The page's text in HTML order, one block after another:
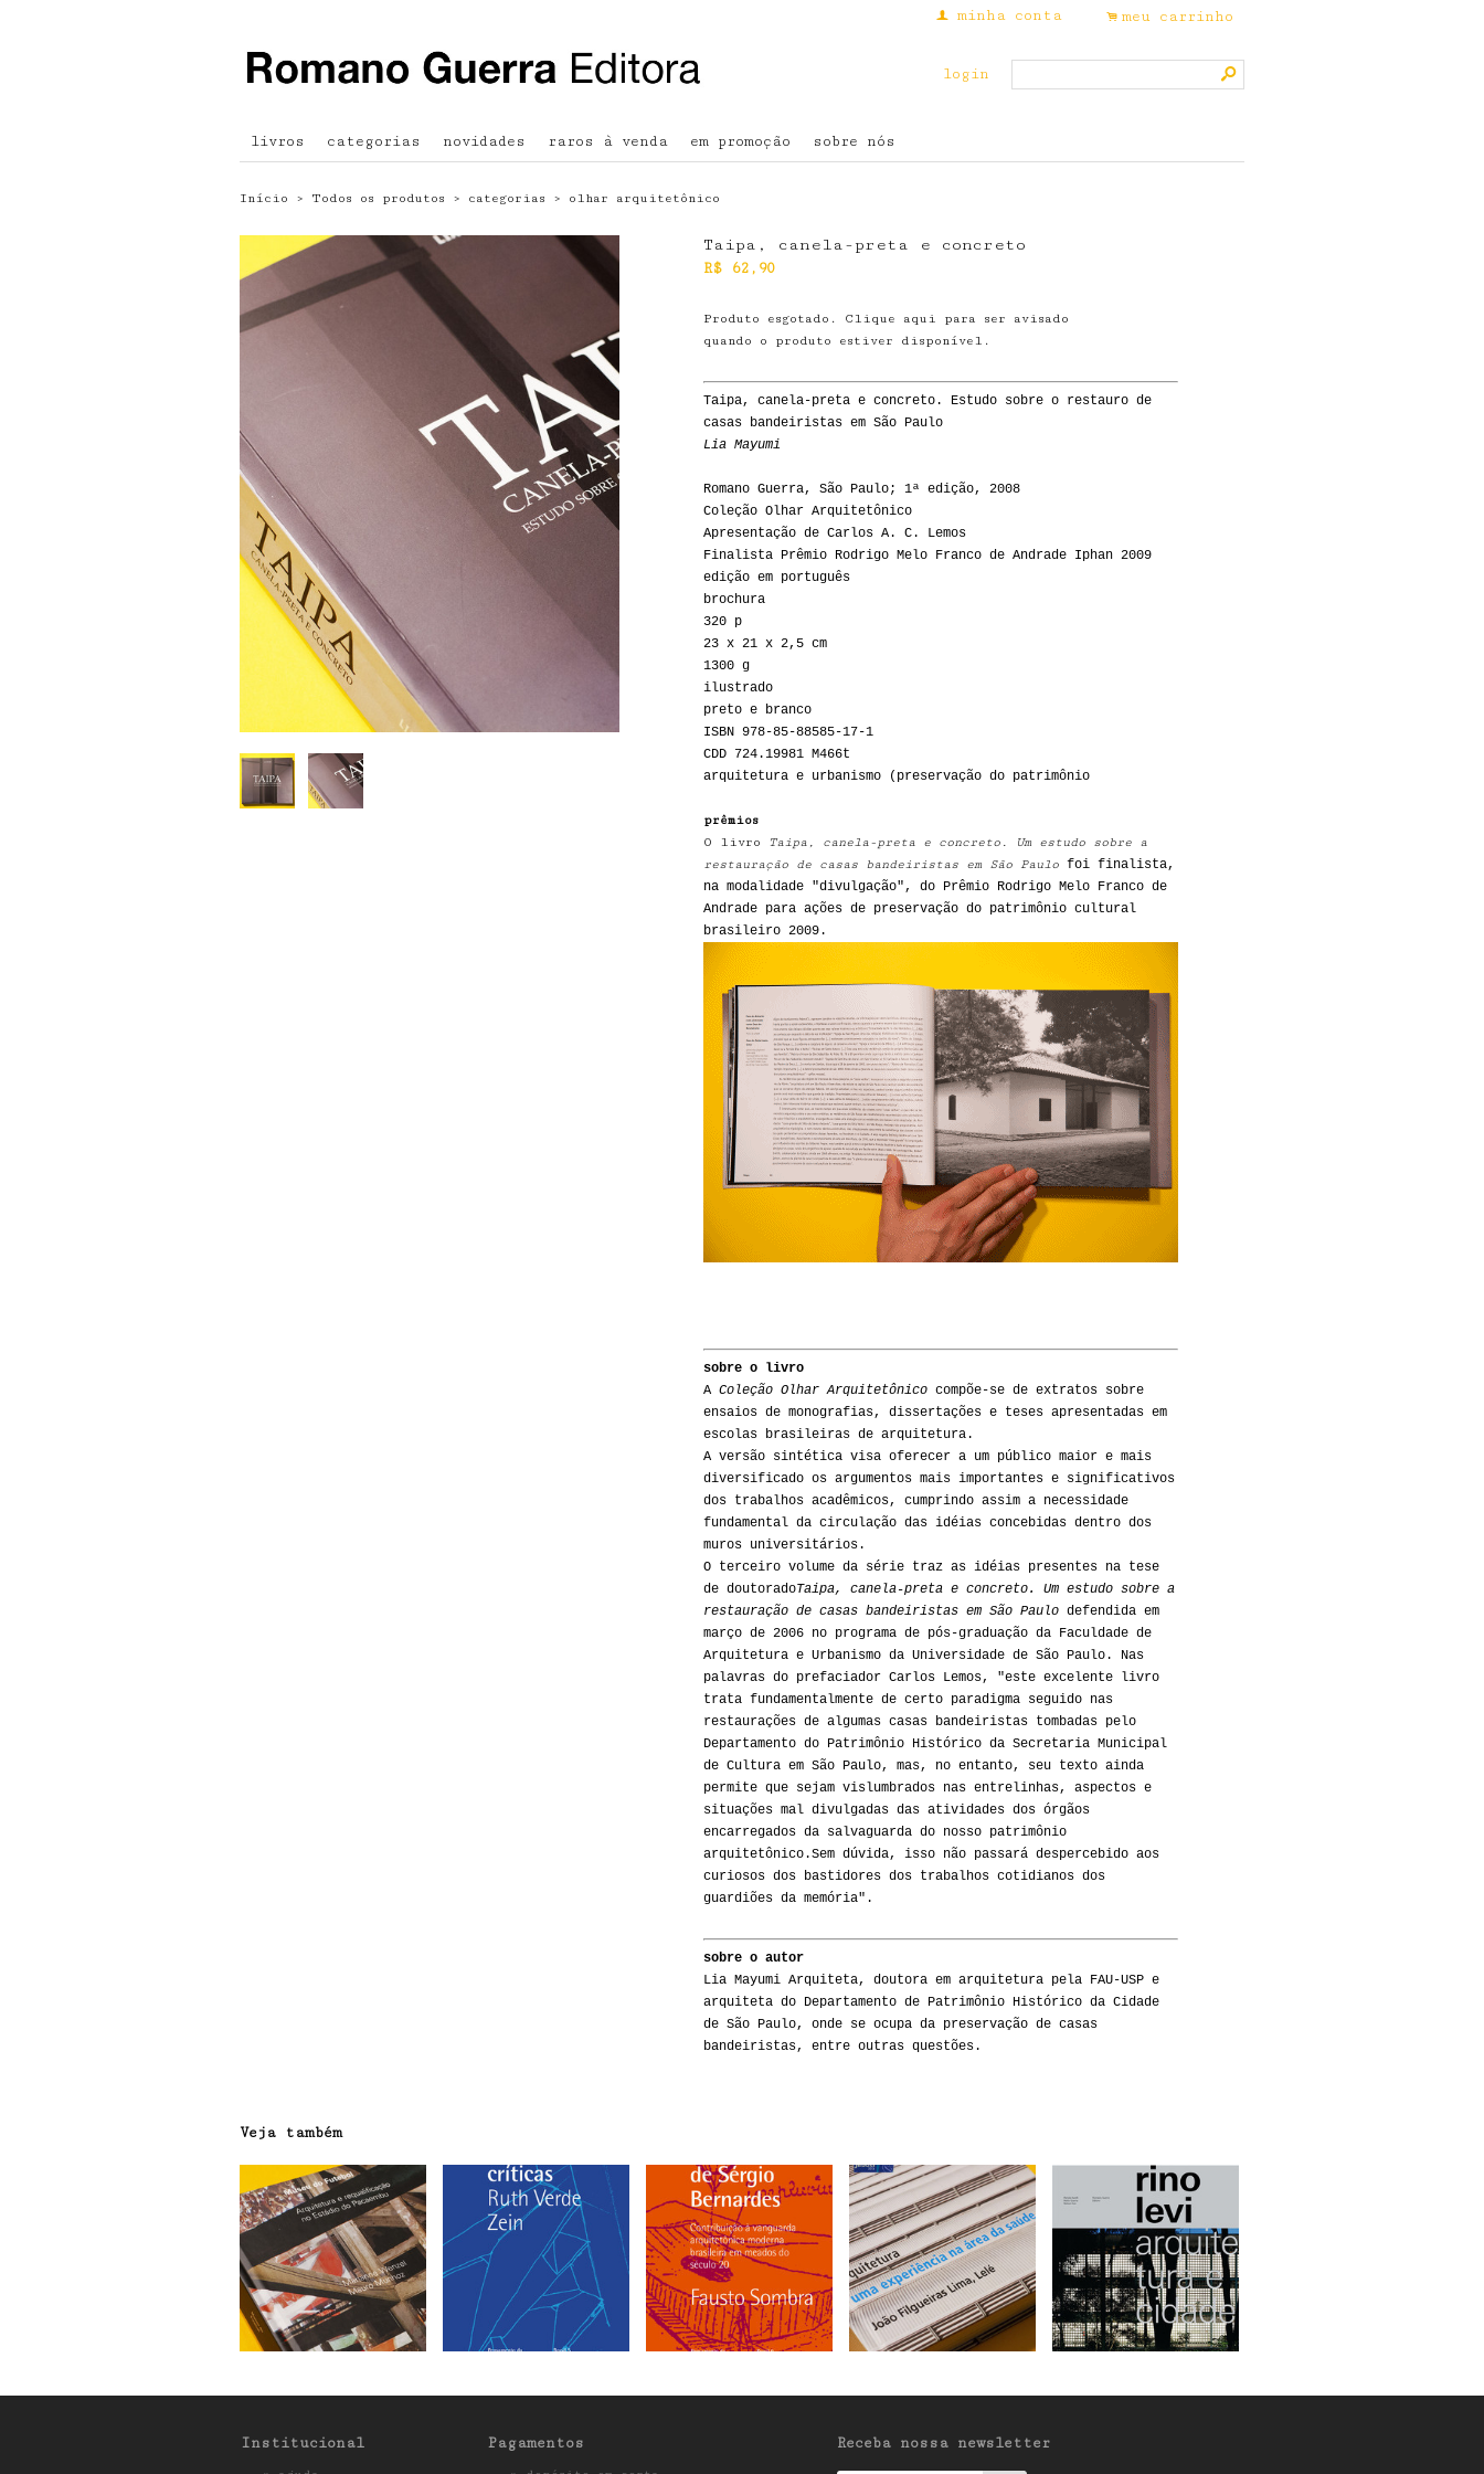
f minha conta . meu carrinho
login s
livros categorias novidades raros à venda em promoção sobre nós
Início › Todos os produtos › categorias › olhar arquitetônico
Taipa, canela-preta e concreto
R$ 62,90
Produto esgotado. Clique aqui para ser avisado
quando o produto estiver disponível.
Taipa, canela-preta e concreto. Estudo sobre o restauro de
casas bandeiristas em São Paulo
Lia Mayumi
Romano Guerra, São Paulo; 1ª edição, 2008
Coleção Olhar Arquitetônico
Apresentação de Carlos A. C. Lemos
Finalista Prêmio Rodrigo Melo Franco de Andrade Iphan 2009
edição em português
brochura
320 p
23 x 21 x 2,5 cm
1300 g
ilustrado
preto e branco
ISBN 978-85-88585-17-1
CDD 724.19981 M466t
arquitetura e urbanismo (preservação do patrimônio
prêmios
O livro Taipa, canela-preta e concreto. Um estudo sobre a
restauração de casas bandeiristas em São Paulo foi finalista,
na modalidade "divulgação", do Prêmio Rodrigo Melo Franco de
Andrade para ações de preservação do patrimônio cultural
brasileiro 2009.
sobre o livro
A Coleção Olhar Arquitetônico compõe-se de extratos sobre
ensaios de monografias, dissertações e teses apresentadas em
escolas brasileiras de arquitetura.
A versão sintética visa oferecer a um público maior e mais
diversificado os argumentos mais importantes e significativos
dos trabalhos acadêmicos, cumprindo assim a necessidade
fundamental da circulação das idéias concebidas dentro dos
muros universitários.
O terceiro volume da série traz as idéias presentes na tese
de doutoradoTaipa, canela-preta e concreto. Um estudo sobre a
restauração de casas bandeiristas em São Paulo defendida em
março de 2006 no programa de pós-graduação da Faculdade de
Arquitetura e Urbanismo da Universidade de São Paulo. Nas
palavras do prefaciador Carlos Lemos, "este excelente livro
trata fundamentalmente de certo paradigma seguido nas
restaurações de algumas casas bandeiristas tombadas pelo
Departamento do Patrimônio Histórico da Secretaria Municipal
de Cultura em São Paulo, mas, no entanto, seu texto ainda
permite que sejam vislumbrados nas entrelinhas, aspectos e
situações mal divulgadas das atividades dos órgãos
encarregados da salvaguarda do nosso patrimônio
arquitetônico.Sem dúvida, isso não passará despercebido aos
curiosos dos bastidores dos trabalhos cotidianos dos
guardiões da memória".
sobre o autor
Lia Mayumi Arquiteta, doutora em arquitetura pela FAU-USP e
arquiteta do Departamento de Patrimônio Histórico da Cidade
de São Paulo, onde se ocupa da preservação de casas
bandeiristas, entre outras questões.
Veja também
Institucional Pagamentos Receba nossa newsletter